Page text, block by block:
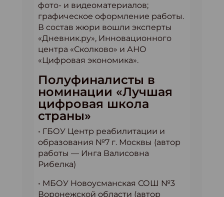
фото- и видеоматериалов;
графическое оформление работы.
В состав жюри вошли эксперты
«Дневник.ру», Инновационного
центра «Сколково» и АНО
«Цифровая экономика».
Полуфиналисты в
номинации «Лучшая
цифровая школа
страны»
• ГБОУ Центр реабилитации и
образования №7 г. Москвы (автор
работы — Инга Валисовна
Рибелка)
• МБОУ Новоусманская СОШ №3
Воронежской области (автор